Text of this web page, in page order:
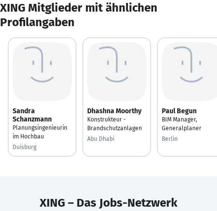
XING Mitglieder mit ähnlichen
Profilangaben
Sandra
Schanzmann
Planungsingenieurin
im Hochbau
Duisburg
Dhashna Moorthy
Konstrukteur -
Brandschutzanlagen
Abu Dhabi
Paul Begun
BIM Manager,
Generalplaner
Berlin
XING – Das Jobs-Netzwerk